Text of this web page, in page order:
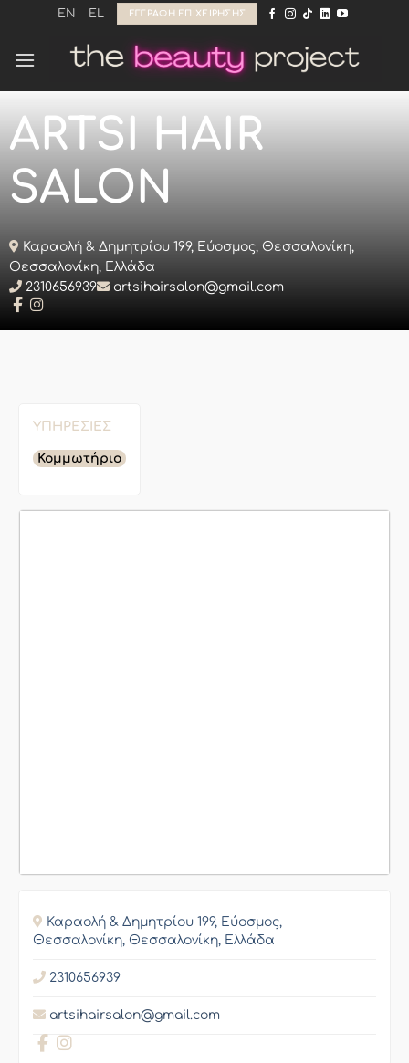
Μετάβαση
περιεχόμενο
EN EL ΕΓΓΡΑΦΉ ΕΠΙΧΕΊΡΗΣΗΣ
ARTSI HAIR
SALON
Καραολή & Δημητρίου 199, Εύοσμος, Θεσσαλονίκη,
Θεσσαλονίκη, Ελλάδα
2310656939
artsihairsalon@gmail.com
ΥΠΗΡΕΣΊΕΣ
Κομμωτήριο
Καραολή & Δημητρίου 199, Εύοσμος,
Θεσσαλονίκη, Θεσσαλονίκη, Ελλάδα
2310656939
artsihairsalon@gmail.com